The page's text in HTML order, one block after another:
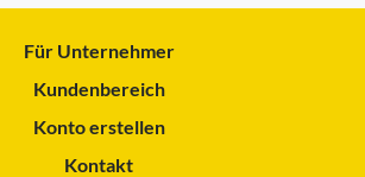
Für Unternehmer
Kundenbereich
Konto erstellen
Kontakt